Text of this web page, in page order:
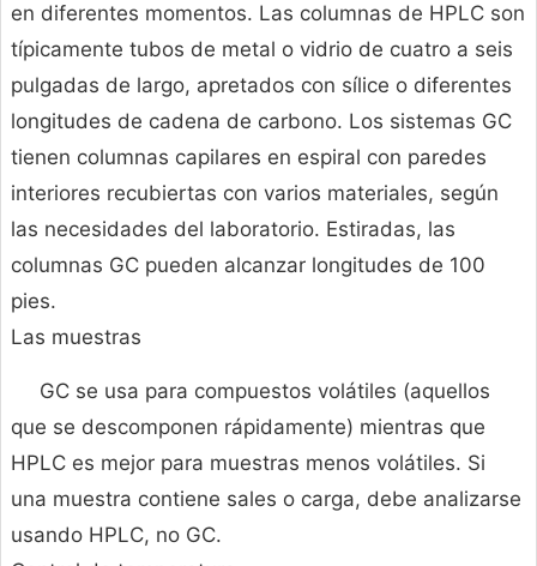
en diferentes momentos. Las columnas de HPLC son
típicamente tubos de metal o vidrio de cuatro a seis
pulgadas de largo, apretados con sílice o diferentes
longitudes de cadena de carbono. Los sistemas GC
tienen columnas capilares en espiral con paredes
interiores recubiertas con varios materiales, según
las necesidades del laboratorio. Estiradas, las
columnas GC pueden alcanzar longitudes de 100
pies.
Las muestras
GC se usa para compuestos volátiles (aquellos
que se descomponen rápidamente) mientras que
HPLC es mejor para muestras menos volátiles. Si
una muestra contiene sales o carga, debe analizarse
usando HPLC, no GC.